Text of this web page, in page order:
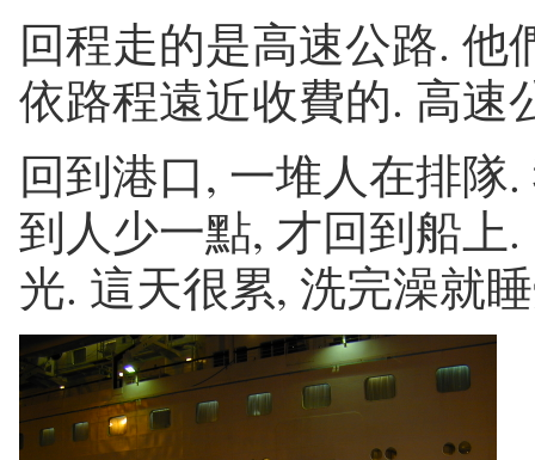
回程走的是高速公路. 他
依路程遠近收費的. 高速
回到港口, 一堆人在排隊
到人少一點, 才回到船上
光. 這天很累, 洗完澡就